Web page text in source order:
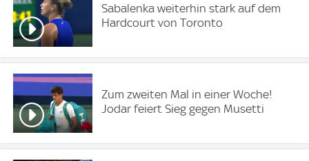
Sabalenka weiterhin stark auf dem
Hardcourt von Toronto
Zum zweiten Mal in einer Woche!
Jodar feiert Sieg gegen Musetti